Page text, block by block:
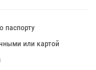
паспорту
или картой